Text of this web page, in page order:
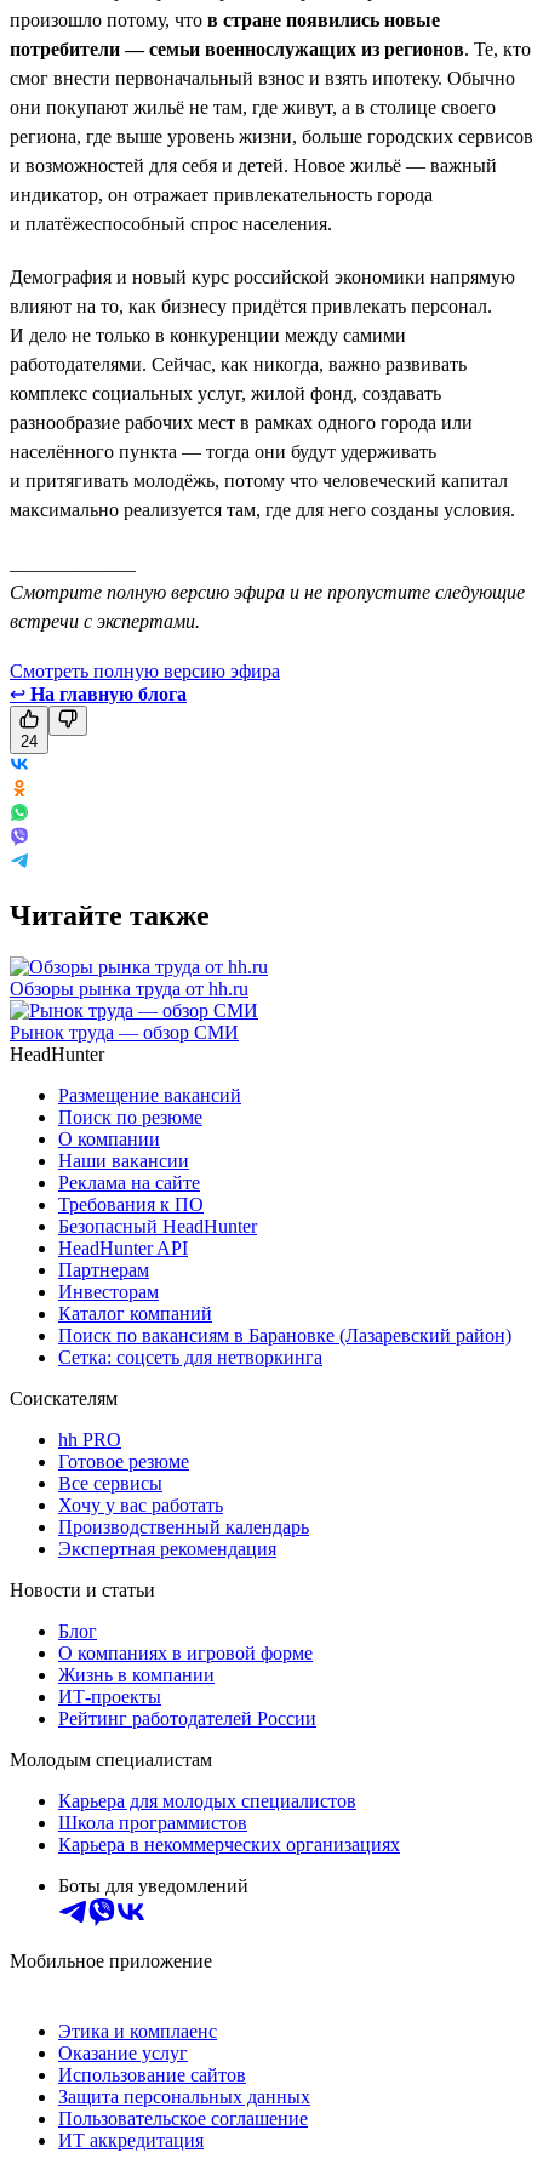
произошло потому, что в стране появились новые
потребители — семьи военнослужащих из регионов. Те, кто
смог внести первоначальный взнос и взять ипотеку. Обычно
они покупают жильё не там, где живут, а в столице своего
региона, где выше уровень жизни, больше городских сервисов
и возможностей для себя и детей. Новое жильё — важный
индикатор, он отражает привлекательность города
и платёжеспособный спрос населения.
Демография и новый курс российской экономики напрямую
влияют на то, как бизнесу придётся привлекать персонал.
И дело не только в конкуренции между самими
работодателями. Сейчас, как никогда, важно развивать
комплекс социальных услуг, жилой фонд, создавать
разнообразие рабочих мест в рамках одного города или
населённого пункта — тогда они будут удерживать
и притягивать молодёжь, потому что человеческий капитал
максимально реализуется там, где для него созданы условия.
Смотрите полную версию эфира и не пропустите следующие
встречи с экспертами.
Смотреть полную версию эфира
↩ На главную блога
24
Читайте также
Обзоры рынка труда от hh.ru
Рынок труда — обзор СМИ
HeadHunter
Размещение вакансий
Поиск по резюме
О компании
Наши вакансии
Реклама на сайте
Требования к ПО
Безопасный HeadHunter
HeadHunter API
Партнерам
Инвесторам
Каталог компаний
Поиск по вакансиям в Барановке (Лазаревский район)
Сетка: соцсеть для нетворкинга
Соискателям
hh PRO
Готовое резюме
Все сервисы
Хочу у вас работать
Производственный календарь
Экспертная рекомендация
Новости и статьи
Блог
О компаниях в игровой форме
Жизнь в компании
ИТ-проекты
Рейтинг работодателей России
Молодым специалистам
Карьера для молодых специалистов
Школа программистов
Карьера в некоммерческих организациях
Боты для уведомлений
Мобильное приложение
Этика и комплаенс
Оказание услуг
Использование сайтов
Защита персональных данных
Пользовательское соглашение
ИТ аккредитация